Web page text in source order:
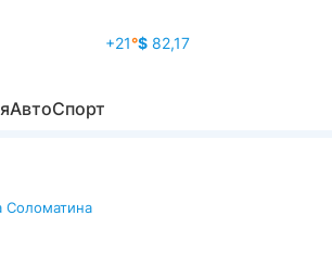
+21°$ 82,17
АвтоСпорт
Соломатина